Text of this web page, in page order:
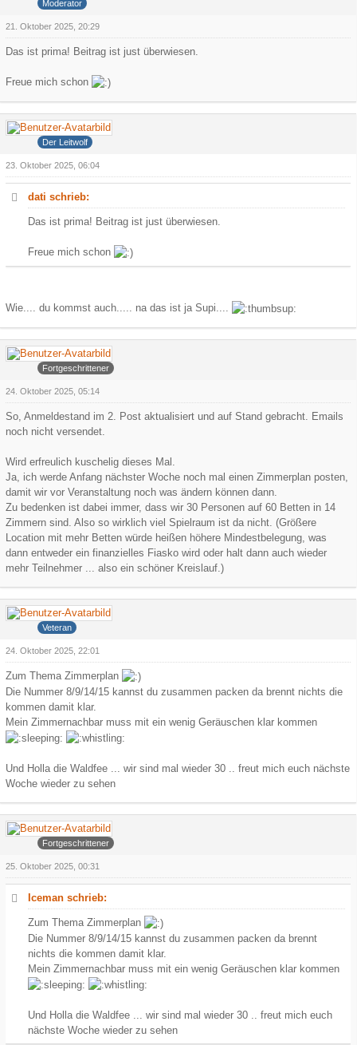
Moderator
21. Oktober 2025, 20:29
Das ist prima! Beitrag ist just überwiesen.
Freue mich schon
Grauer Wolf
Der Leitwolf
23. Oktober 2025, 06:04
dati schrieb:
Das ist prima! Beitrag ist just überwiesen.
Freue mich schon
Wie.... du kommst auch..... na das ist ja Supi....
Arowa
Fortgeschrittener
24. Oktober 2025, 05:14
So, Anmeldestand im 2. Post aktualisiert und auf Stand gebracht. Emails
noch nicht versendet.
Wird erfreulich kuschelig dieses Mal.
Ja, ich werde Anfang nächster Woche noch mal einen Zimmerplan posten,
damit wir vor Veranstaltung noch was ändern können dann.
Zu bedenken ist dabei immer, dass wir 30 Personen auf 60 Betten in 14
Zimmern sind. Also so wirklich viel Spielraum ist da nicht. (Größere
Location mit mehr Betten würde heißen höhere Mindestbelegung, was
dann entweder ein finanzielles Fiasko wird oder halt dann auch wieder
mehr Teilnehmer ... also ein schöner Kreislauf.)
Iceman
Veteran
24. Oktober 2025, 22:01
Zum Thema Zimmerplan
Die Nummer 8/9/14/15 kannst du zusammen packen da brennt nichts die
kommen damit klar.
Mein Zimmernachbar muss mit ein wenig Geräuschen klar kommen
Und Holla die Waldfee ... wir sind mal wieder 30 .. freut mich euch nächste
Woche wieder zu sehen
Arowa
Fortgeschrittener
25. Oktober 2025, 00:31
Iceman schrieb:
Zum Thema Zimmerplan
Die Nummer 8/9/14/15 kannst du zusammen packen da brennt
nichts die kommen damit klar.
Mein Zimmernachbar muss mit ein wenig Geräuschen klar kommen
Und Holla die Waldfee ... wir sind mal wieder 30 .. freut mich euch
nächste Woche wieder zu sehen